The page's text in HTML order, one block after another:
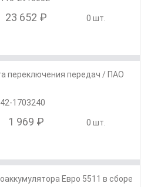
23 652 ₽ 0 шт.
переключения передач / ПАО
1703240
1 969 ₽ 0 шт.
Евро 5511 в сборе